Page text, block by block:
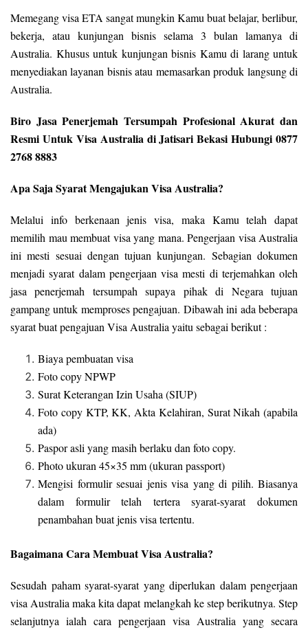
Memegang visa ETA sangat mungkin Kamu buat belajar, berlibur,
bekerja, atau kunjungan bisnis selama 3 bulan lamanya di
Australia. Khusus untuk kunjungan bisnis Kamu di larang untuk
menyediakan layanan bisnis atau memasarkan produk langsung di
Australia.
Biro Jasa Penerjemah Tersumpah Profesional Akurat dan
Resmi Untuk Visa Australia di Jatisari Bekasi Hubungi 0877
2768 8883
Apa Saja Syarat Mengajukan Visa Australia?
Melalui info berkenaan jenis visa, maka Kamu telah dapat
memilih mau membuat visa yang mana. Pengerjaan visa Australia
ini mesti sesuai dengan tujuan kunjungan. Sebagian dokumen
menjadi syarat dalam pengerjaan visa mesti di terjemahkan oleh
jasa penerjemah tersumpah supaya pihak di Negara tujuan
gampang untuk memproses pengajuan. Dibawah ini ada beberapa
syarat buat pengajuan Visa Australia yaitu sebagai berikut :
Biaya pembuatan visa
Foto copy NPWP
Surat Keterangan Izin Usaha (SIUP)
Foto copy KTP, KK, Akta Kelahiran, Surat Nikah (apabila
ada)
Paspor asli yang masih berlaku dan foto copy.
Photo ukuran 45×35 mm (ukuran passport)
Mengisi formulir sesuai jenis visa yang di pilih. Biasanya
dalam formulir telah tertera syarat-syarat dokumen
penambahan buat jenis visa tertentu.
Bagaimana Cara Membuat Visa Australia?
Sesudah paham syarat-syarat yang diperlukan dalam pengerjaan
visa Australia maka kita dapat melangkah ke step berikutnya. Step
selanjutnya ialah cara pengerjaan visa Australia yang secara